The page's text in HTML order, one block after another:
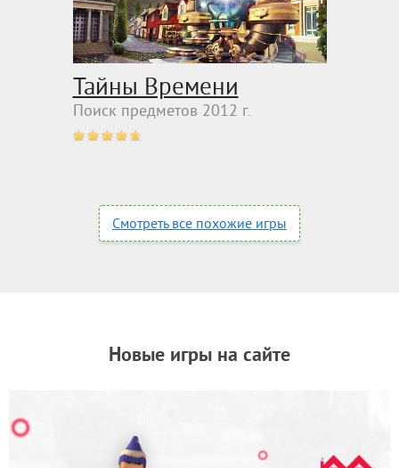
Тайны Времени
Поиск предметов 2012 г.
Смотреть все похожие игры
Новые игры на сайте